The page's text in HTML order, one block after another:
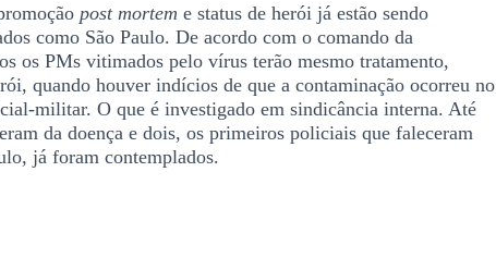
post mortem e status de herói já estão sendo
como São Paulo. De acordo com o comando da
os PMs vitimados pelo vírus terão mesmo tratamento,
quando houver indícios de que a contaminação ocorreu no
militar. O que é investigado em sindicância interna. Até
da doença e dois, os primeiros policiais que faleceram
já foram contemplados.